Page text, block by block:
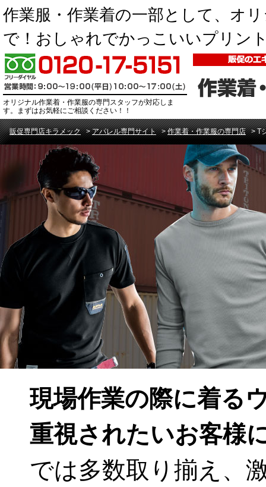
作業服・作業着の一部として、オ
で！おしゃれでかっこいいプリン
オリジナル作業着・作業服の専門スタッフが対応しま
す。まずはお気軽にご相談ください！！
販促専門店キラメック >アパレル専門サイト >作業着・作業服の専門店 >T
現場作業の際に着る
重視されたいお客様
では多数取り揃え、